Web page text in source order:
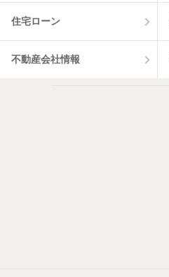
住宅ローン
不動産会社情報